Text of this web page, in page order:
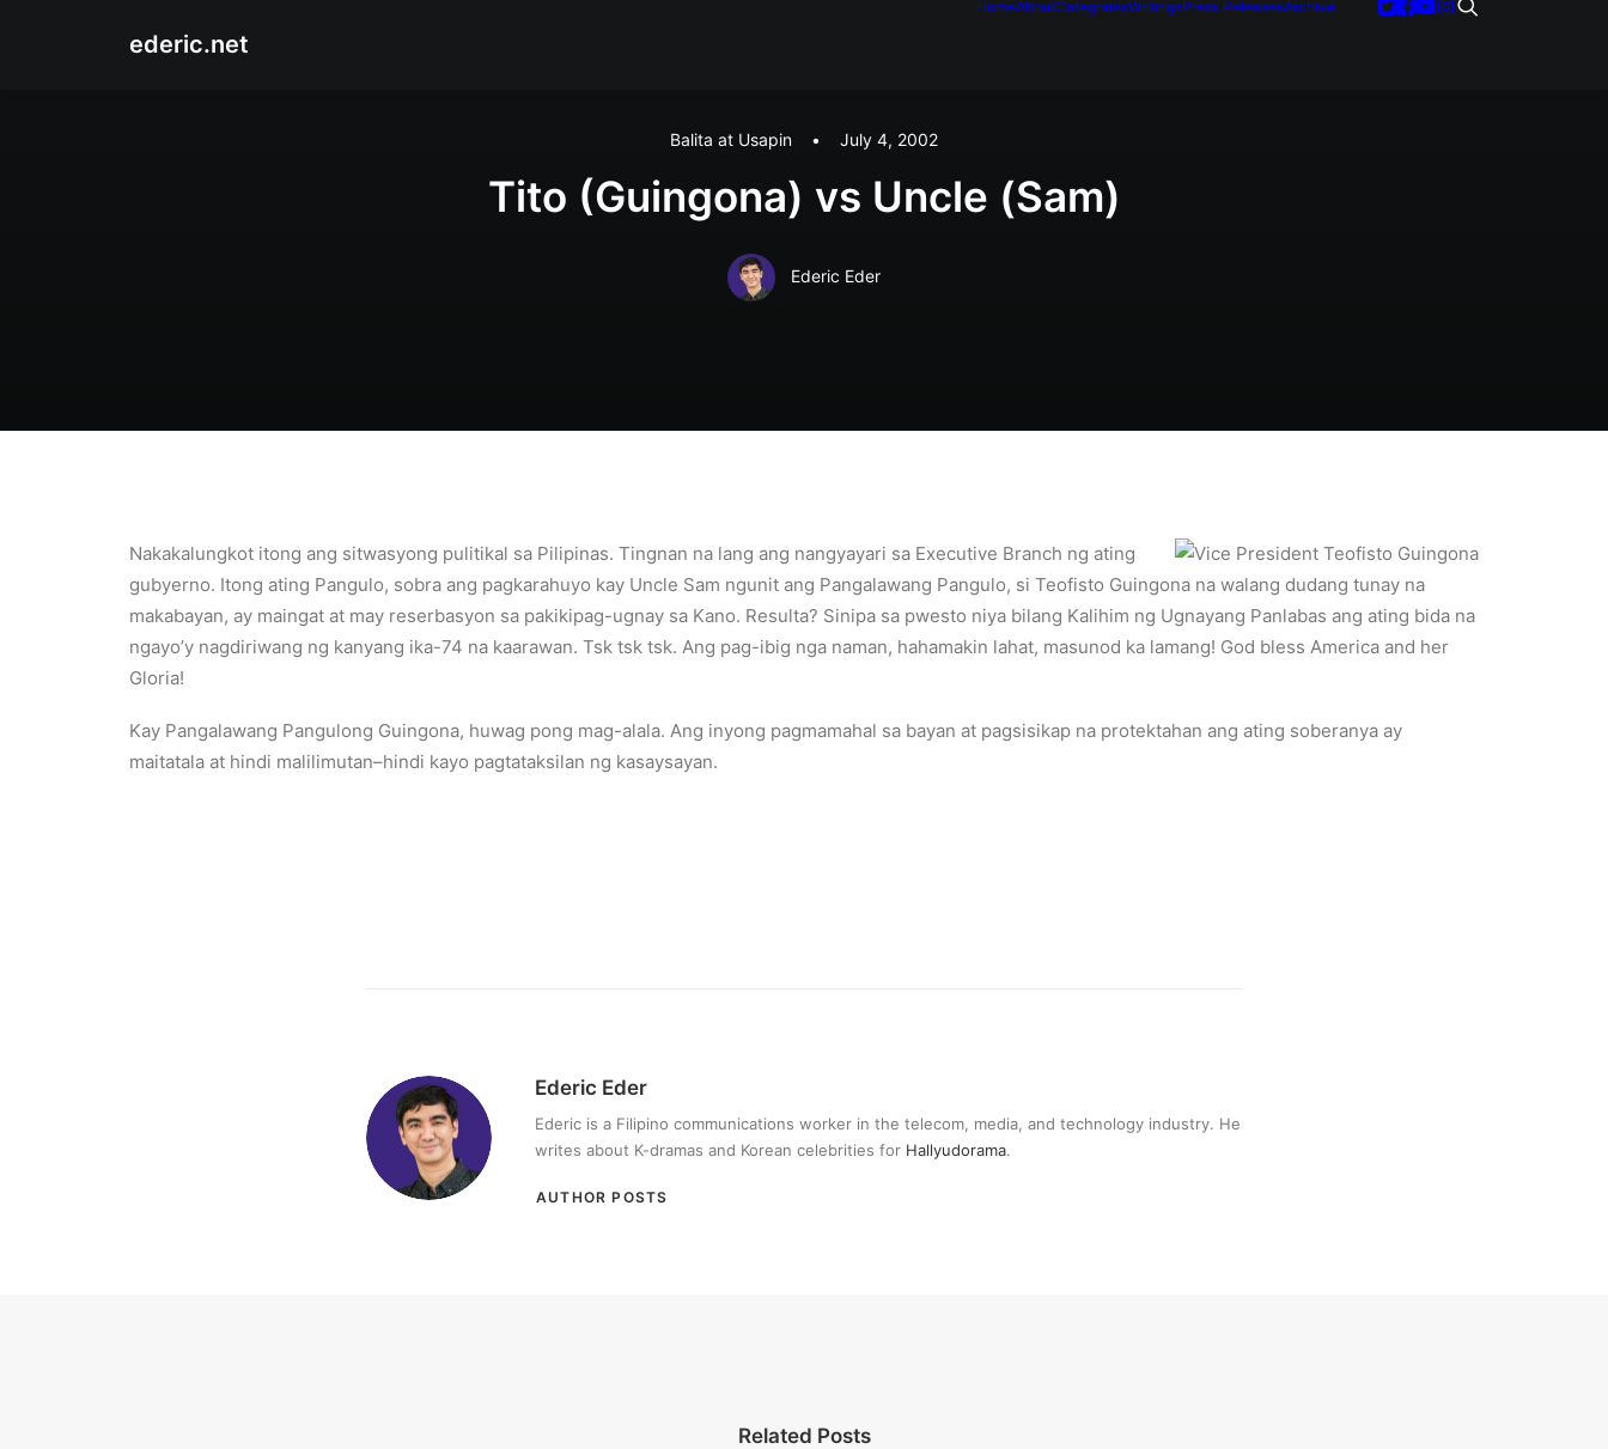
ederic.net
HomeAboutCategoriesWritingsPress ReleasesArchive
Balita at Usapin • July 4, 2002
Tito (Guingona) vs Uncle (Sam)
Ederic Eder
Nakakalungkot itong ang sitwasyong pulitikal sa Pilipinas. Tingnan na lang ang nangyayari sa Executive Branch ng ating
gubyerno. Itong ating Pangulo, sobra ang pagkarahuyo kay Uncle Sam ngunit ang Pangalawang Pangulo, si Teofisto Guingona na walang dudang tunay na
makabayan, ay maingat at may reserbasyon sa pakikipag-ugnay sa Kano. Resulta? Sinipa sa pwesto niya bilang Kalihim ng Ugnayang Panlabas ang ating bida na
ngayo’y nagdiriwang ng kanyang ika-74 na kaarawan. Tsk tsk tsk. Ang pag-ibig nga naman, hahamakin lahat, masunod ka lamang! God bless America and her
Gloria!
Kay Pangalawang Pangulong Guingona, huwag pong mag-alala. Ang inyong pagmamahal sa bayan at pagsisikap na protektahan ang ating soberanya ay
maitatala at hindi malilimutan–hindi kayo pagtataksilan ng kasaysayan.
Ederic Eder
Ederic is a Filipino communications worker in the telecom, media, and technology industry. He
writes about K-dramas and Korean celebrities for Hallyudorama.
AUTHOR POSTS
Related Posts